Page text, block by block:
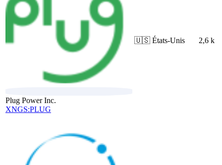
Plug Power Inc.
XNGS:PLUG
🇺🇸 États-Unis 2,6 k